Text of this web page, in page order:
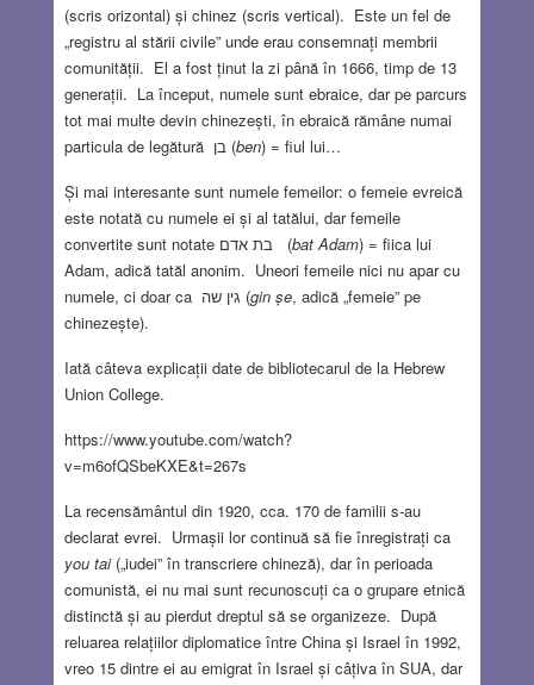
(scris orizontal) și chinez (scris vertical). Este un fel de
„registru al stării civile” unde erau consemnați membrii
comunității. El a fost ținut la zi până în 1666, timp de 13
generații. La început, numele sunt ebraice, dar pe parcurs
tot mai multe devin chinezești, în ebraică rămâne numai
particula de legătură בן (ben) = fiul lui…
Și mai interesante sunt numele femeilor: o femeie evreică
este notată cu numele ei și al tatălui, dar femeile
convertite sunt notate בת אדם (bat Adam) = fiica lui
Adam, adică tatăl anonim. Uneori femeile nici nu apar cu
numele, ci doar ca גין שה (gin șe, adică „femeie” pe
chinezește).
Iată câteva explicații date de bibliotecarul de la Hebrew
Union College.
https://www.youtube.com/watch?
v=m6ofQSbeKXE&t=267s
La recensământul din 1920, cca. 170 de familii s-au
declarat evrei. Urmașii lor continuă să fie înregistrați ca
you tai(„iudei” în transcriere chineză), dar în perioada
comunistă, ei nu mai sunt recunoscuți ca o grupare etnică
distinctă și au pierdut dreptul să se organizeze. După
reluarea relațiilor diplomatice între China și Israel în 1992,
vreo 15 dintre ei au emigrat în Israel și câțiva în SUA, dar